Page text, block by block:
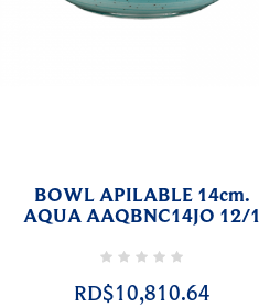
BOWL APILABLE 14cm.
AQUA AAQBNC14JO 12/1
RD$10,810.64